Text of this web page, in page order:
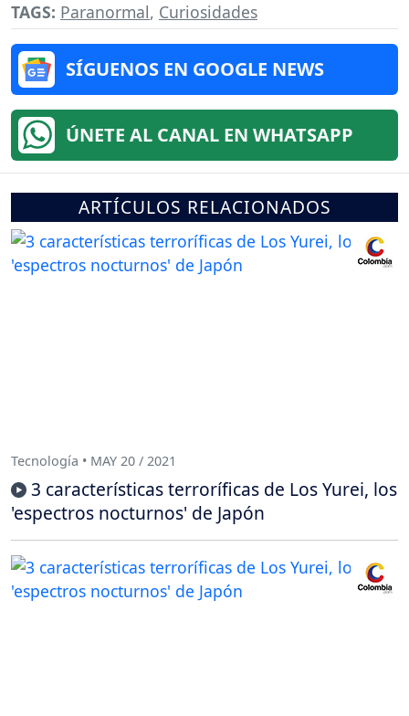
TAGS: Paranormal, Curiosidades
SÍGUENOS EN GOOGLE NEWS
ÚNETE AL CANAL EN WHATSAPP
ARTÍCULOS RELACIONADOS
Tecnología • MAY 20 / 2021
3 características terroríficas de Los Yurei, los
'espectros nocturnos' de Japón